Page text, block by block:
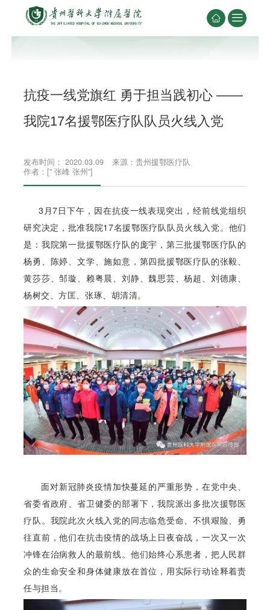
 
抗疫一线党旗红 勇于担当践初心 ——
我院17名援鄂医疗队队员火线入党
发布时间： 2020.03.09
来源：贵州援鄂医疗队
作者：[" 张峰 张州"]
3月7日下午，因在抗疫一线表现突出，经前线党组织
研究决定，批准我院17名援鄂医疗队队员火线入党。他们
是：我院第一批援鄂医疗队的庞宇，第三批援鄂医疗队的
杨勇、陈婷、文学、施如意，第四批援鄂医疗队的张毅、
黄莎莎、邹璇、赖粤晨、刘静、魏思芸、杨超、刘德康、
杨树交、方匡、张琢、胡清清。
面对新冠肺炎疫情加快蔓延的严重形势，在党中央、
省委省政府、省卫健委的部署下，我院派出多批次援鄂医
疗队。我院此次火线入党的同志临危受命、不惧艰险、勇
往直前，他们在抗击疫情的战场上日夜奋战，一次又一次
冲锋在治病救人的最前线。他们始终心系患者，把人民群
众的生命安全和身体健康放在首位，用实际行动诠释着责
任与担当。